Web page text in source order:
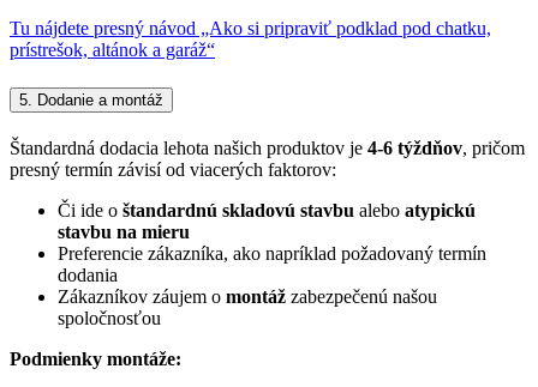
Tu nájdete presný návod „Ako si pripraviť podklad pod chatku,
prístrešok, altánok a garáž“
5. Dodanie a montáž
Štandardná dodacia lehota našich produktov je 4-6 týždňov, pričom
presný termín závisí od viacerých faktorov:
Či ide o štandardnú skladovú stavbu alebo atypickú
stavbu na mieru
Preferencie zákazníka, ako napríklad požadovaný termín
dodania
Zákazníkov záujem o montáž zabezpečenú našou
spoločnosťou
Podmienky montáže: